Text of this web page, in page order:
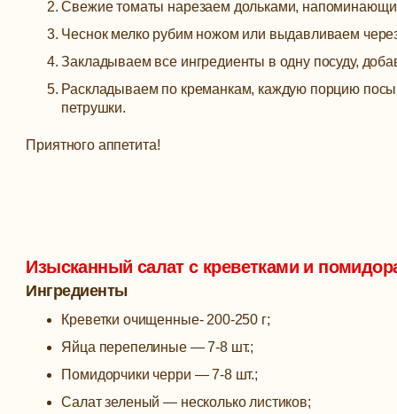
Свежие томаты нарезаем дольками,
Чеснок мелко рубим ножом или выдавливаем
Закладываем все ингредиенты в одну посуду,
Раскладываем по креманкам, каждую порцию
петрушки.
Приятного аппетита!
Изысканный салат с креветками и
Ингредиенты
Креветки очищенные- 200-250 г;
Яйца перепелиные — 7-8 шт.;
Помидорчики черри — 7-8 шт.;
Салат зеленый — несколько листиков;